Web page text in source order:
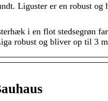
Liguster er en robust og
i en flot stedsegrøn
robust og bliver op til 3